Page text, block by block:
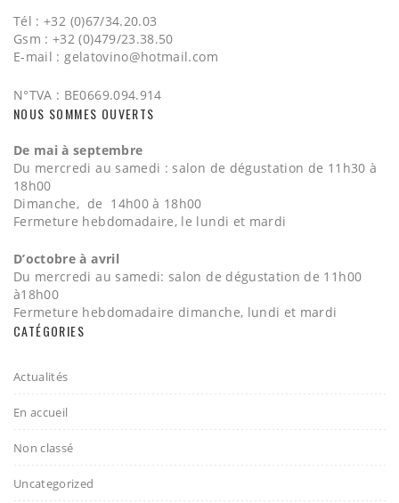
Tél : +32 (0)67/34.20.03
Gsm : +32 (0)479/23.38.50
E-mail :gelatovino@hotmail.com
N°TVA : BE0669.094.914
NOUS SOMMES OUVERTS
De mai à septembre
Du mercredi au samedi : salon de dégustation de 11h30 à
18h00
Dimanche, de 14h00 à 18h00
Fermeture hebdomadaire, le lundi et mardi
D’octobre à avril
Du mercredi au samedi: salon de dégustation de 11h00
à18h00
Fermeture hebdomadaire dimanche, lundi et mardi
CATÉGORIES
Actualités
En accueil
Non classé
Uncategorized